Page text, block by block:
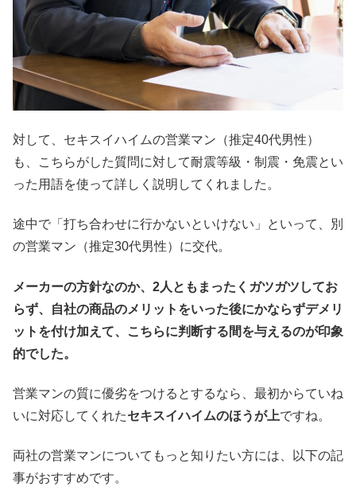
対して、セキスイハイムの営業マン（推定40代男性）
も、こちらがした質問に対して耐震等級・制震・免震とい
った用語を使って詳しく説明してくれました。
途中で「打ち合わせに行かないといけない」といって、別
の営業マン（推定30代男性）に交代。
メーカーの方針なのか、2人ともまったくガツガツしてお
らず、自社の商品のメリットをいった後にかならずデメリ
ットを付け加えて、こちらに判断する間を与えるのが印象
的でした。
営業マンの質に優劣をつけるとするなら、最初からていね
いに対応してくれたセキスイハイムのほうが上ですね。
両社の営業マンについてもっと知りたい方には、以下の記
事がおすすめです。